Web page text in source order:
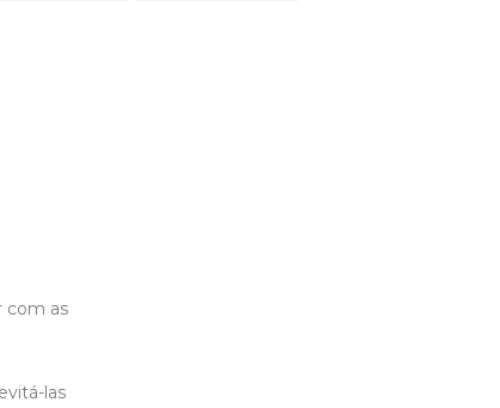
com as
las